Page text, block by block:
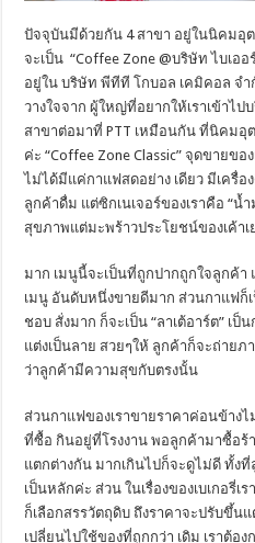
ปัจจุบันมีด้วยกัน 4 สาขา อยู่ในนิคมอุ
จะเป็น “Coffee Zone @บริษัท ไบเออ
อยู่ใน บริษัท พีทีที โกบอล เคมิคอล จ
วางใจจาก ผู้ใหญ่ที่อยากให้เราเข้าไ
สาขาต่อมาที่ PTT เหมือนกัน ที่นิคมอุ
ค่ะ “Coffee Zone Classic” จุดขายข
ไม่ได้มีแค่กาแฟสดอย่าง เดียว มีเครื่
ลูกค้าดื่ม แต่ซิกเนเจอร์ของเราคือ “
สุขภาพแต่มะพร้าวประโยชน์ของเค้าเ
มาก เมนูนี้จะเป็นที่ถูกปากถูกใจลูกค้า
เมนู อันดับหนึ่งขายดีมาก ส่วนกาแฟก็
ชอบ สั่งมาก ก็จะเป็น “ลาเต้อาร์ต” เ
แต่งเป็นลาย สวยๆให้ ลูกค้าก็จะถ่าย
ว่าลูกค้ามีความสุขกับตรงนั้น
ส่วนกาแฟของเราขายราคาค่อนข้างไ
ที่ซื้อ กินอยู่ที่โรงงาน พอลูกค้ามาซื้อร้
แตกต่างกัน มากเกินไปก็จะดูไม่ดี ทั้ง
เป็นหลักค่ะ ส่วน ในเรื่องของเบเกอรี่เ
ก็เลือกสรรวัตถุดิบ ถึงราคาจะปรับขึ้น
เปลี่ยนไปใช้ของที่ถูกกว่า เดิม เราต้